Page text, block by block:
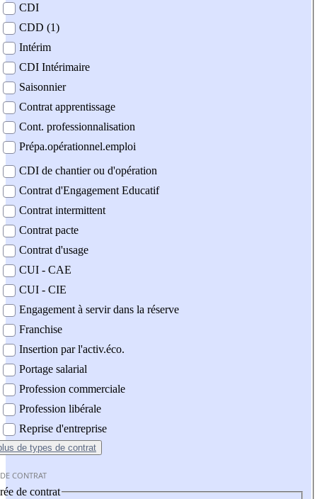
contrat
CDI
CDD (1)
Intérim
CDI Intérimaire
Saisonnier
Contrat apprentissage
Cont. professionnalisation
Prépa.opérationnel.emploi
CDI de chantier ou d'opération
Contrat d'Engagement Educatif
Contrat intermittent
Contrat pacte
Contrat d'usage
CUI - CAE
CUI - CIE
Engagement à servir dans la réserve
Franchise
Insertion par l'activ.éco.
Portage salarial
Profession commerciale
Profession libérale
Reprise d'entreprise
de types de contrat
CONTRAT
de contrat